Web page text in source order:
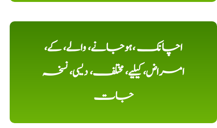
اچانک ،ہوجانے، والے، کے،
امراض، کیلیے، مختلف، دیسی، نسخہ
جات